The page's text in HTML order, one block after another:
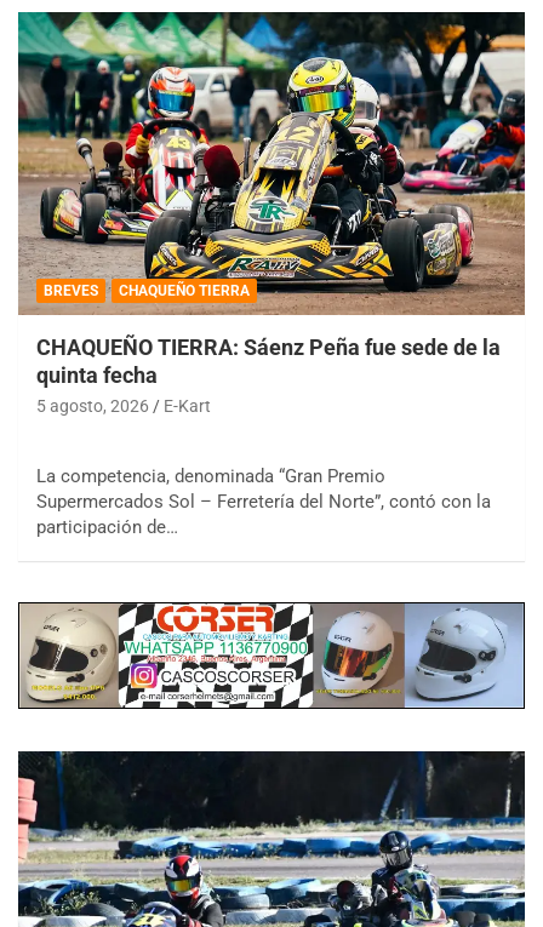
BREVES CHAQUEÑO TIERRA
CHAQUEÑO TIERRA: Sáenz Peña fue sede de la
quinta fecha
5 agosto, 2026 E-Kart
La competencia, denominada “Gran Premio
Supermercados Sol – Ferretería del Norte”, contó con la
participación de…